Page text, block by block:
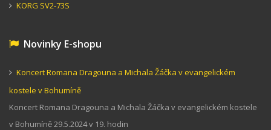
KORG SV2-73S
Novinky E-shopu
Koncert Romana Dragouna a Michala Žáčka v evangelickém
kostele v Bohumíně
Koncert Romana Dragouna a Michala Žáčka v evangelickém kostele
v Bohumíně 29.5.2024 v 19. hodin